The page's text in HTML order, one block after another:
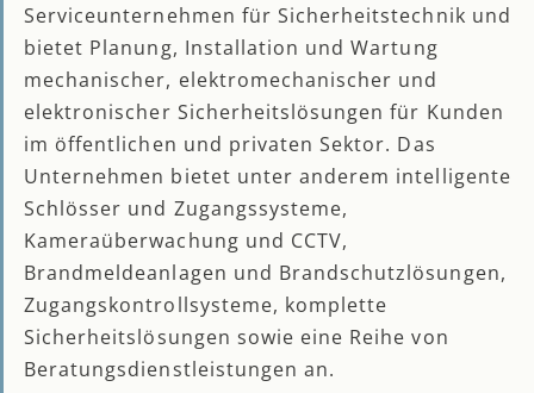
Serviceunternehmen für Sicherheitstechnik und
bietet Planung, Installation und Wartung
mechanischer, elektromechanischer und
elektronischer Sicherheitslösungen für Kunden
im öffentlichen und privaten Sektor. Das
Unternehmen bietet unter anderem intelligente
Schlösser und Zugangssysteme,
Kameraüberwachung und CCTV,
Brandmeldeanlagen und Brandschutzlösungen,
Zugangskontrollsysteme, komplette
Sicherheitslösungen sowie eine Reihe von
Beratungsdienstleistungen an.